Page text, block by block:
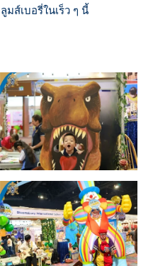
ส์เบอรี่ในเร็ว ๆ นี้